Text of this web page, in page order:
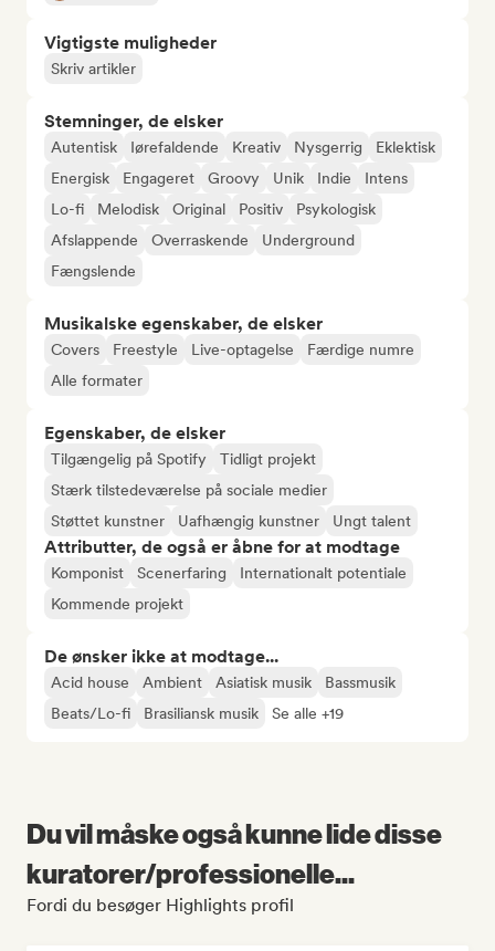
Vigtigste muligheder
Skriv artikler
Stemninger, de elsker
Autentisk Iørefaldende Kreativ Nysgerrig
Eklektisk
Energisk
Engageret Groovy Unik Indie
Intens
Lo-fi
Melodisk Original Positiv
Psykologisk
Afslappende
Overraskende
Underground
Fængslende
Musikalske egenskaber, de elsker
Covers Freestyle Live-optagelse
Færdige numre
Alle formater
Egenskaber, de elsker
Tilgængelig på Spotify
Tidligt projekt
Stærk tilstedeværelse på sociale medier
Støttet kunstner
Uafhængig kunstner Ungt talent
Attributter, de også er åbne for at modtage
Komponist Scenerfaring
Internationalt potentiale
Kommende projekt
De ønsker ikke at modtage...
Acid house Ambient Asiatisk musik
Bassmusik
Beats/Lo-fi
Brasiliansk musik Se alle +19
Du vil måske også kunne lide disse
kuratorer/professionelle...
Fordi du besøger Highlights profil